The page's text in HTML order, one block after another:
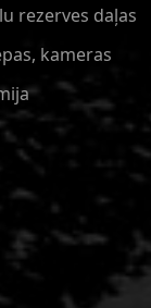
rezerves daļas
kameras